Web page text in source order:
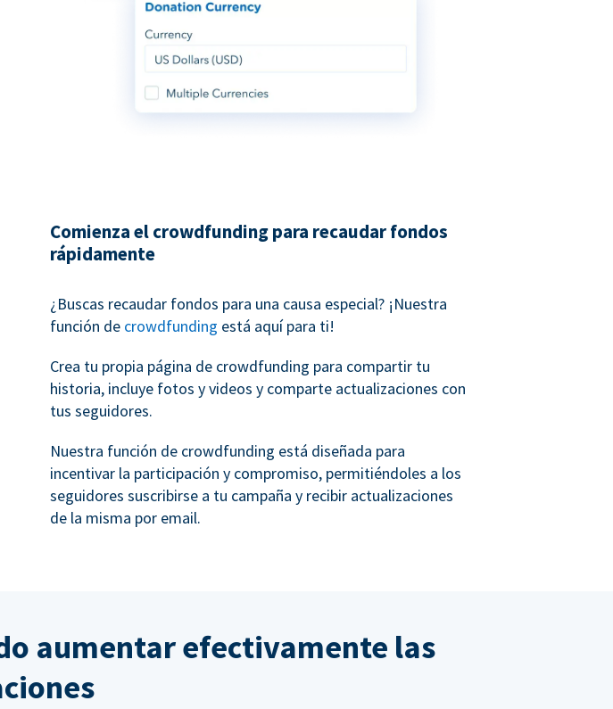
Comienza el crowdfunding para recaudar fondos
rápidamente
¿Buscas recaudar fondos para una causa especial? ¡Nuestra
función de crowdfunding está aquí para ti!
Crea tu propia página de crowdfunding para compartir tu
historia, incluye fotos y videos y comparte actualizaciones con
tus seguidores.
Nuestra función de crowdfunding está diseñada para
incentivar la participación y compromiso, permitiéndoles a los
seguidores suscribirse a tu campaña y recibir actualizaciones
de la misma por email.
aumentar efectivamente las